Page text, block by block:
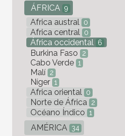
ÁFRICA 9
Africa austral 0
Africa central 0
África occidental 6
Burkina Faso 2
Cabo Verde 1
Malí 2
Níger 1
Africa oriental 0
Norte de África 2
Océano Índico 1
AMÉRICA 34